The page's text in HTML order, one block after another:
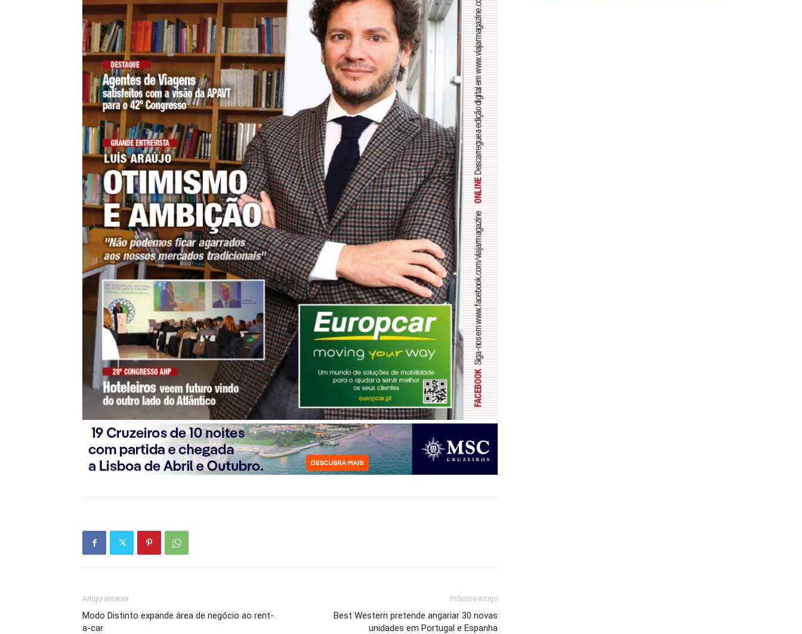
Artigo anterior
Modo Distinto expande área de negócio ao rent-
a-car
Próximo artigo
Best Western pretende angariar 30 novas
unidades em Portugal e Espanha